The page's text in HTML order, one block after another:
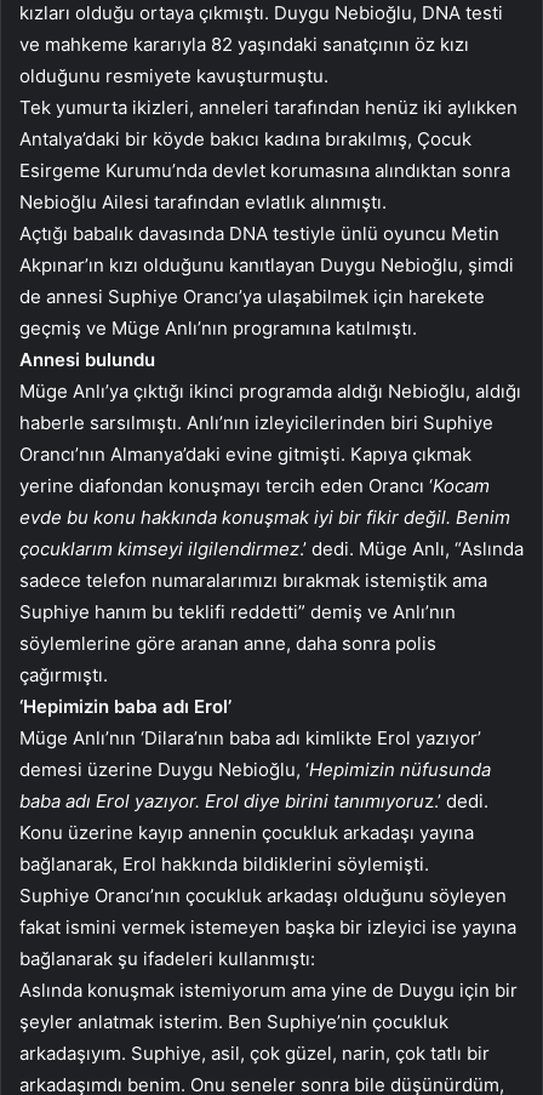
kızları olduğu ortaya çıkmıştı. Duygu Nebioğlu, DNA testi
ve mahkeme kararıyla 82 yaşındaki sanatçının öz kızı
olduğunu resmiyete kavuşturmuştu.
Tek yumurta ikizleri, anneleri tarafından henüz iki aylıkken
Antalya’daki bir köyde bakıcı kadına bırakılmış, Çocuk
Esirgeme Kurumu’nda devlet korumasına alındıktan sonra
Nebioğlu Ailesi tarafından evlatlık alınmıştı.
Açtığı babalık davasında DNA testiyle ünlü oyuncu Metin
Akpınar’ın kızı olduğunu kanıtlayan Duygu Nebioğlu, şimdi
de annesi Suphiye Orancı’ya ulaşabilmek için harekete
geçmiş ve Müge Anlı’nın programına katılmıştı.
Annesi bulundu
Müge Anlı’ya çıktığı ikinci programda aldığı Nebioğlu, aldığı
haberle sarsılmıştı. Anlı’nın izleyicilerinden biri Suphiye
Orancı’nın Almanya’daki evine gitmişti. Kapıya çıkmak
yerine diafondan konuşmayı tercih eden Orancı ‘Kocam
evde bu konu hakkında konuşmak iyi bir fikir değil. Benim
çocuklarım kimseyi ilgilendirmez.’ dedi. Müge Anlı, “Aslında
sadece telefon numaralarımızı bırakmak istemiştik ama
Suphiye hanım bu teklifi reddetti” demiş ve Anlı’nın
söylemlerine göre aranan anne, daha sonra polis
çağırmıştı.
‘Hepimizin baba adı Erol’
Müge Anlı’nın ‘Dilara’nın baba adı kimlikte Erol yazıyor’
demesi üzerine Duygu Nebioğlu, ‘Hepimizin nüfusunda
baba adı Erol yazıyor. Erol diye birini tanımıyoruz.’ dedi.
Konu üzerine kayıp annenin çocukluk arkadaşı yayına
bağlanarak, Erol hakkında bildiklerini söylemişti.
Suphiye Orancı’nın çocukluk arkadaşı olduğunu söyleyen
fakat ismini vermek istemeyen başka bir izleyici ise yayına
bağlanarak şu ifadeleri kullanmıştı:
Aslında konuşmak istemiyorum ama yine de Duygu için bir
şeyler anlatmak isterim. Ben Suphiye’nin çocukluk
arkadaşıyım. Suphiye, asil, çok güzel, narin, çok tatlı bir
arkadaşımdı benim. Onu seneler sonra bile düşünürdüm,